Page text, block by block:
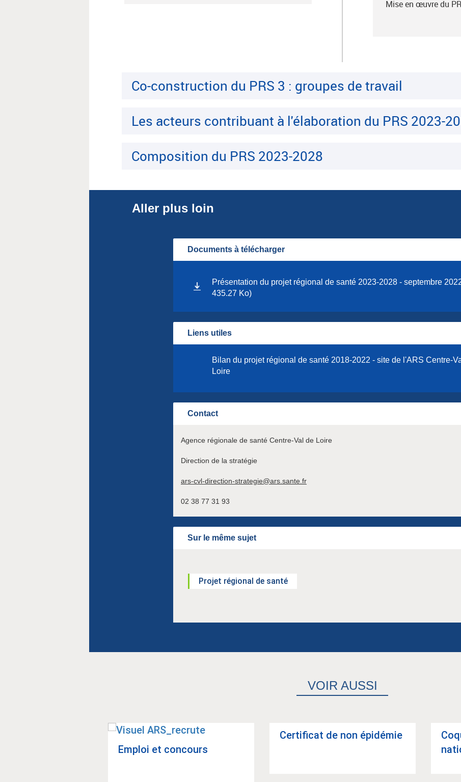
Mise en œuvre du
Co-construction du PRS 3 : groupes de travail
Les acteurs contribuant à l'élaboration du PRS 2023-
Composition du PRS 2023-2028
Aller plus loin
Documents à télécharger
Présentation du projet régional de santé 2023-2028 - septembre
435.27 Ko)
Liens utiles
Bilan du projet régional de santé 2018-2022 - site de l'ARS Centre-
Loire
Contact
Agence régionale de santé Centre-Val de Loire
Direction de la stratégie
ars-cvl-direction-strategie@ars.sante.fr
02 38 77 31 93
Sur le même sujet
Projet régional de santé
VOIR AUSSI
Emploi et concours
Cer­ti­fi­cat de non épi­dé­mie